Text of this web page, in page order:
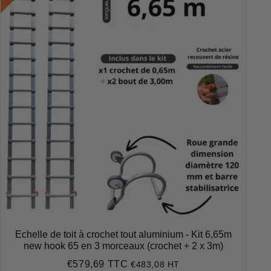
Echelle de toit à crochet tout aluminium - Kit 6,65m
new hook 65 en 3 morceaux (crochet + 2 x 3m)
Prix
€579,69 TTC€579,69
€483,08 HT